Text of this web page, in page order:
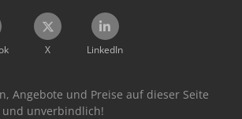
X LinkedIn
Angebote und Preise auf dieser Seite
unverbindlich!